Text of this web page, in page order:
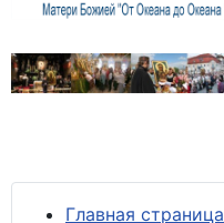
Главная страница